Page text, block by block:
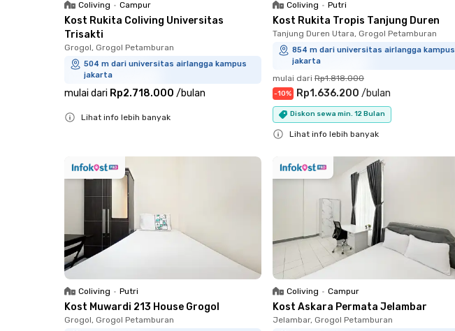
Coliving • Campur
Kost Rukita Coliving Universitas
Trisakti
Grogol, Grogol Petamburan
504 m dari universitas airlangga kampus
jakarta
mulai dari Rp2.718.000 /bulan
Lihat info lebih banyak
Coliving • Putri
Kost Rukita Tropis Tanjung Duren
Tanjung Duren Utara, Grogol Petamburan
854 m dari universitas airlangga kampus
jakarta
mulai dari Rp1.818.000
-10% Rp1.636.200 /bulan
Diskon sewa min. 12 Bulan
Lihat info lebih banyak
Coliving • Putri
Kost Muwardi 213 House Grogol
Grogol, Grogol Petamburan
Coliving • Campur
Kost Askara Permata Jelambar
Jelambar, Grogol Petamburan